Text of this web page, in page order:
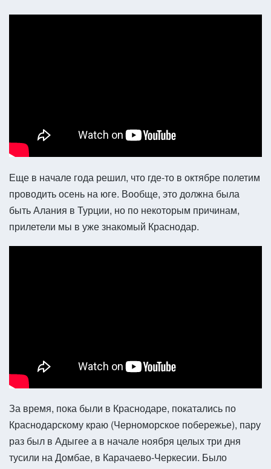
Еще в начале года решил, что где-то в октябре полетим
проводить осень на юге. Вообще, это должна была
быть Алания в Турции, но по некоторым причинам,
прилетели мы в уже знакомый Краснодар.
За время, пока были в Краснодаре, покатались по
Краснодарскому краю (Черноморское побережье), пару
раз был в Адыгее а в начале ноября целых три дня
тусили на Домбае, в Карачаево-Черкесии. Было